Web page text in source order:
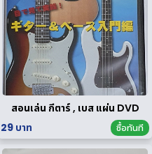
สอนเล่น กีตาร์ , เบส แผ่น DVD
29 บาท
ซื้อทันที